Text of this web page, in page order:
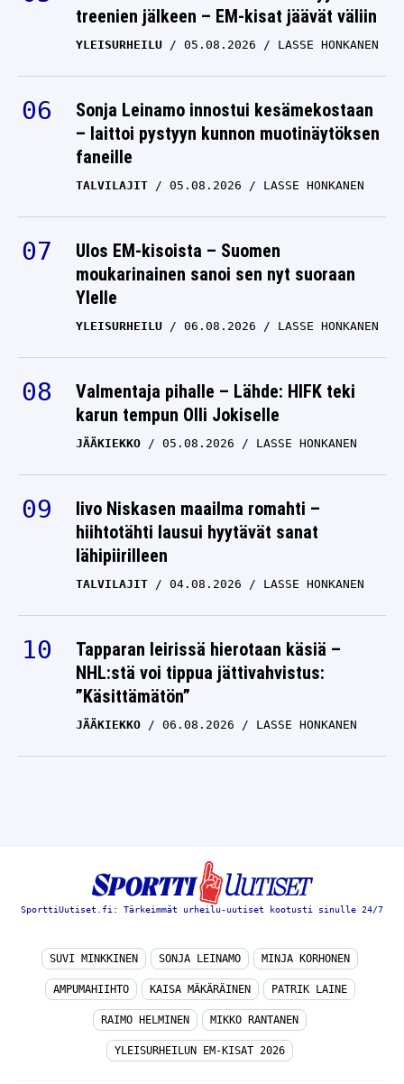
YLEISURHEILU 05.08.2026 LASSE HONKANEN
Sonja Leinamo innostui kesämekostaan
– laittoi pystyyn kunnon muotinäytöksen
faneille
TALVILAJIT
Ulos EM-kisoista – Suomen
moukarinainen sanoi sen nyt suoraan
Ylelle
YLEISURHEILU
Valmentaja pihalle – Lähde: HIFK teki
karun tempun Olli Jokiselle
JÄÄKIEKKO 05.08.2026 LASSE HONKANEN
Iivo Niskasen maailma romahti –
hiihtotähti lausui hyytävät sanat
lähipiirilleen
TALVILAJIT
Tapparan leirissä hierotaan käsiä –
NHL:stä voi tippua jättivahvistus:
”Käsittämätön”
JÄÄKIEKKO 06.08.2026
SporttiUutiset.fi: Tärkeimmät urheilu-uutiset kootusti sinulle 24/7
AMPUMAHIIHTO KAISA MÄKÄRÄINEN PATRIK LAINE
RAIMO HELMINEN MIKKO RANTANEN
YLEISURHEILUN EM-KISAT 2026